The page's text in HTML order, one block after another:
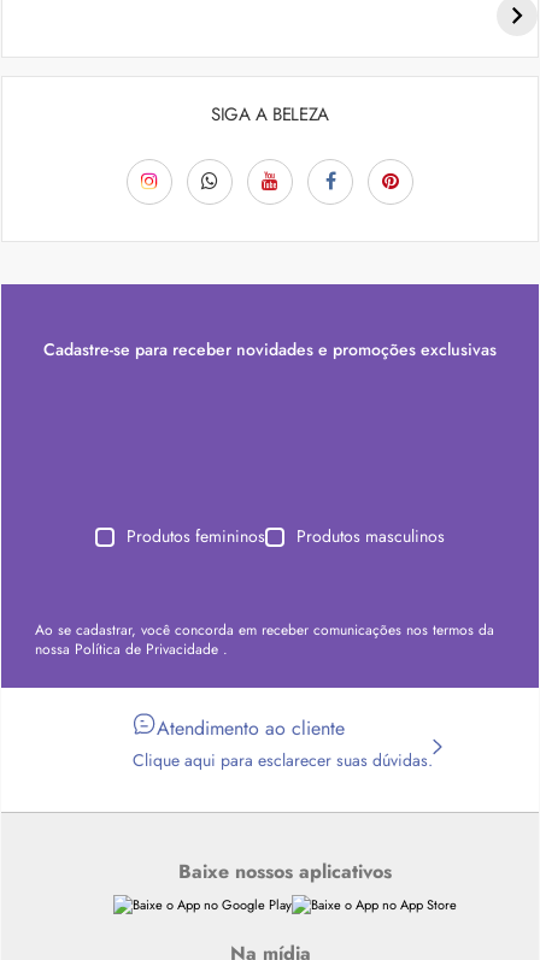
SIGA A BELEZA
Cadastre-se para receber novidades e promoções exclusivas
Produtos femininos Produtos masculinos
Ao se cadastrar, você concorda em receber comunicações nos termos da
nossa Política de Privacidade .
Atendimento ao cliente
Clique aqui para esclarecer suas dúvidas.
Baixe nossos aplicativos
Na mídia